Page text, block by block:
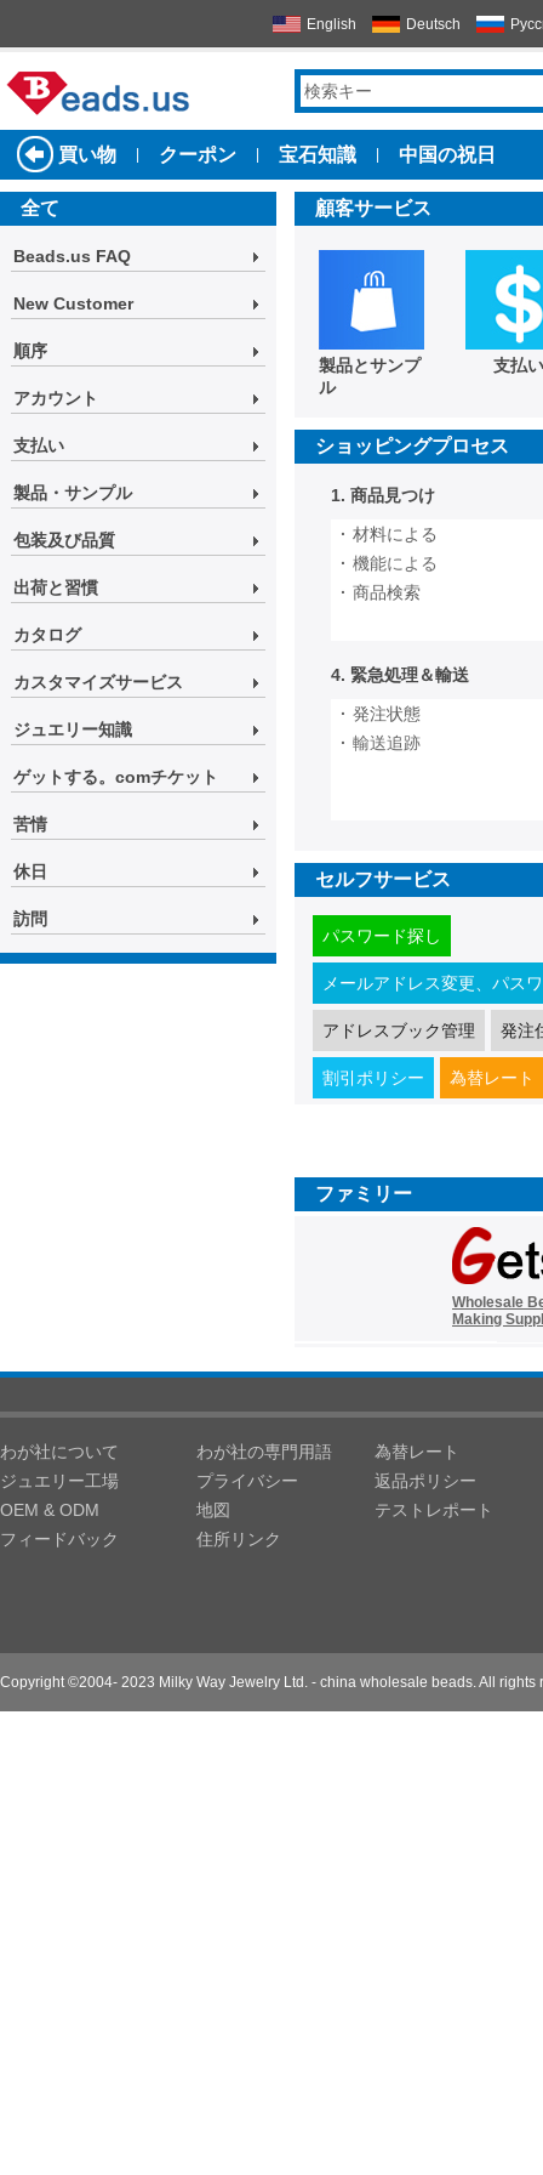
English Deutsch
買い物 クーポン 宝石知識 中国の祝日
全て
Beads.us FAQ
New Customer
順序
アカウント
支払い
製品・サンプル
包装及び品質
出荷と習慣
カタログ
カスタマイズサービス
ジュエリー知識
ゲットする。comチケット
苦情
休日
訪問
顧客サービス
製品とサンプ
ル
支払い
ショッピングプロセス
1. 商品見つけ
· 材料による
· 機能による
· 商品検索
4. 緊急処理＆輸送
· 発注状態
· 輸送追跡
セルフサービス
パスワード探し
メールアドレス変更、パス
アドレスブック管理 発注
割引ポリシー 為替レート
ファミリー
Wholesale
Making
わが社について
ジュエリー工場
OEM & ODM
フィードバック
わが社の専門用語
プライバシー
地図
住所リンク
為替レート
返品ポリシー
テストレポート
Copyright ©2004- 2023 Milky Way Jewelry Ltd. - china wholesale beads. All rights